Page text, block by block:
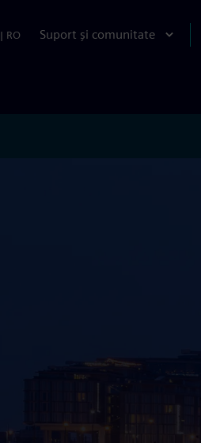
RO Suport și comunitate